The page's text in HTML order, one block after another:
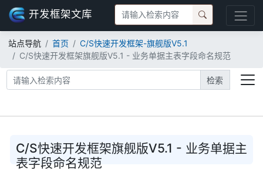
开发框架文库
站点导航 首页
C/S快速开发框架-旗舰版V5.1
C/S快速开发框架旗舰版V5.1 - 业务单据主表字段命名规范
检索
C/S快速开发框架旗舰版V5.1 - 业务单据主
表字段命名规范